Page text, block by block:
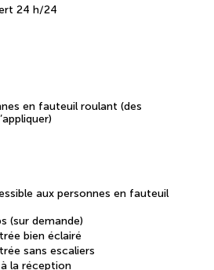
24 h/24
en fauteuil roulant (des
aux personnes en fauteuil
(sur demande)
bien éclairé
sans escaliers
la réception